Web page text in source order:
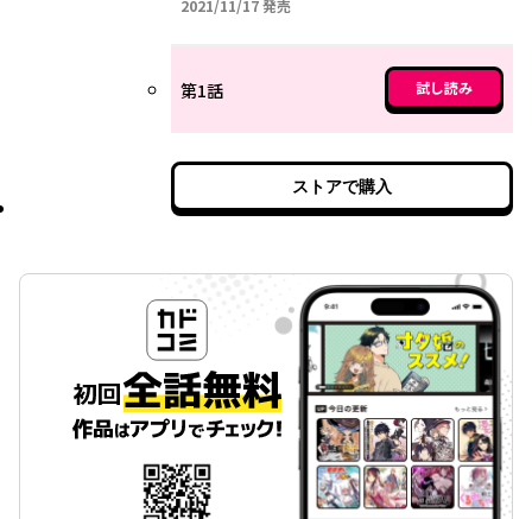
2021/11/172021年11月17日
発売
第1話 試し読み
ストアで購入